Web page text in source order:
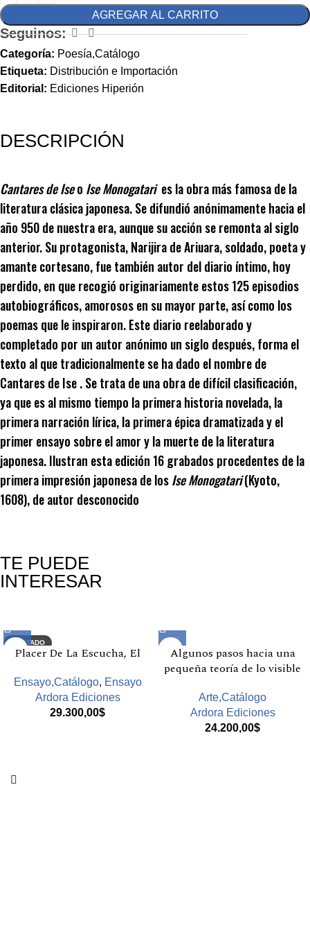
AGREGAR AL CARRITO
Seguinos:
Categoría: Poesía,Catálogo
Etiqueta: Distribución e Importación
Editorial: Ediciones Hiperión
DESCRIPCIÓN
Cantares de Iseo Ise Monogataries la obra más famosa de la
literatura clásica japonesa. Se difundió anónimamente hacia el
año 950 de nuestra era, aunque su acción se remonta al siglo
anterior. Su protagonista, Narijira de Ariuara, soldado, poeta y
amante cortesano, fue también autor del diario íntimo, hoy
perdido, en que recogió originariamente estos 125 episodios
autobiográficos, amorosos en su mayor parte, así como los
poemas que le inspiraron. Este diario reelaborado y
completado por un autor anónimo un siglo después, forma el
texto al que tradicionalmente se ha dado el nombre de
Cantares de Ise . Se trata de una obra de difícil clasificación,
ya que es al mismo tiempo la primera historia novelada, la
primera narración lírica, la primera épica dramatizada y el
primer ensayo sobre el amor y la muerte de la literatura
japonesa. Ilustran esta edición 16 grabados procedentes de la
primera impresión japonesa de losIse Monogatari(Kyoto,
1608), de autor desconocido
TE PUEDE
INTERESAR
AGOTADO
Placer De La Escucha, El
Ensayo,Catálogo, Ensayo
Ardora Ediciones
29.300,00$
Algunos pasos hacia una
pequeña teoría de lo visible
Arte,Catálogo
Ardora Ediciones
24.200,00$